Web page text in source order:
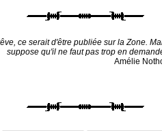
ce serait d'être publiée sur la Zone.
suppose qu'il ne faut pas trop en
Amélie